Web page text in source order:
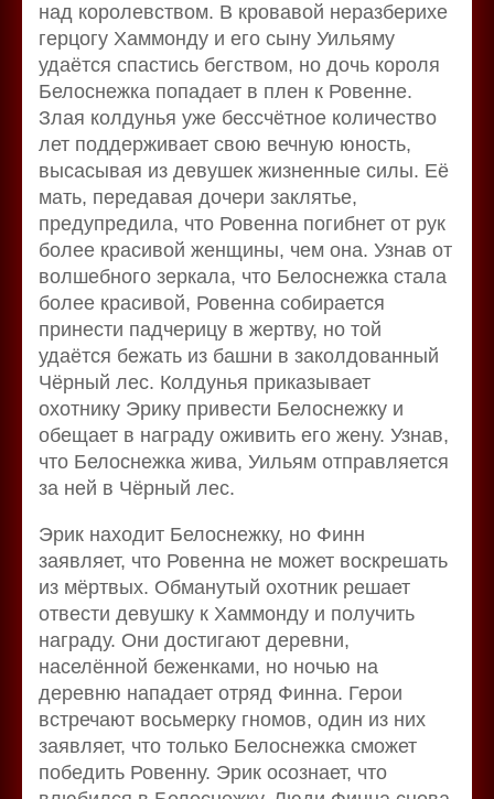
над королевством. В кровавой неразберихе
герцогу Хаммонду и его сыну Уильяму
удаётся спастись бегством, но дочь короля
Белоснежка попадает в плен к Ровенне.
Злая колдунья уже бессчётное количество
лет поддерживает свою вечную юность,
высасывая из девушек жизненные силы. Её
мать, передавая дочери заклятье,
предупредила, что Ровенна погибнет от рук
более красивой женщины, чем она. Узнав от
волшебного зеркала, что Белоснежка стала
более красивой, Ровенна собирается
принести падчерицу в жертву, но той
удаётся бежать из башни в заколдованный
Чёрный лес. Колдунья приказывает
охотнику Эрику привести Белоснежку и
обещает в награду оживить его жену. Узнав,
что Белоснежка жива, Уильям отправляется
за ней в Чёрный лес.
Эрик находит Белоснежку, но Финн
заявляет, что Ровенна не может воскрешать
из мёртвых. Обманутый охотник решает
отвести девушку к Хаммонду и получить
награду. Они достигают деревни,
населённой беженками, но ночью на
деревню нападает отряд Финна. Герои
встречают восьмерку гномов, один из них
заявляет, что только Белоснежка сможет
победить Ровенну. Эрик осознает, что